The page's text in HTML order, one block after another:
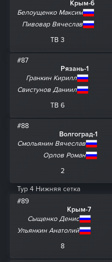
Крым-6
Белоущенко Максим
Пивовар Вячеслав
ТВ 3
#87
Рязань-1
Гранкин Кирилл
Свистунов Даниил
ТВ 6
#88
Волгоград-1
Смольянин Вячеслав
Орлов Роман
2
Тур 4 Нижняя сетка
#89
Крым-7
Сыщенко Денис
Ульянкин Анатолий
8